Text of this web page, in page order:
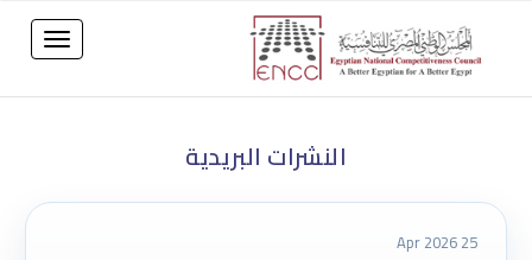
النشرات البريدية
25 Apr 2026